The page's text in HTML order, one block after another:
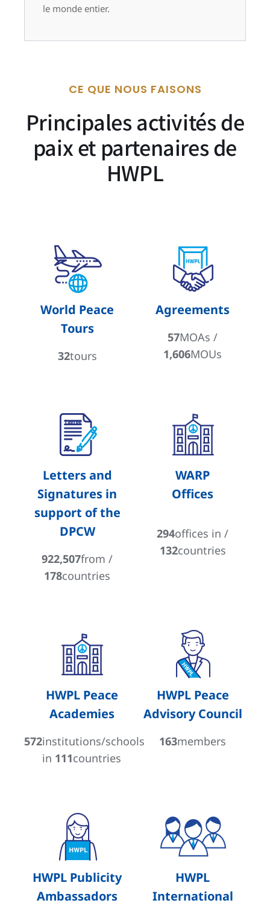
le monde entier.
CE QUE NOUS FAISONS
Principales activités de
paix et partenaires de
HWPL
World Peace
Tours
32tours
Agreements
57MOAs /
1,606MOUs
Letters and
Signatures in
support of the
DPCW
922,507from /
178countries
WARP
Offices
294offices in /
132countries
HWPL Peace
Academies
572institutions/schools
in 111countries
HWPL Peace
Advisory Council
163members
HWPL Publicity
Ambassadors
HWPL
International